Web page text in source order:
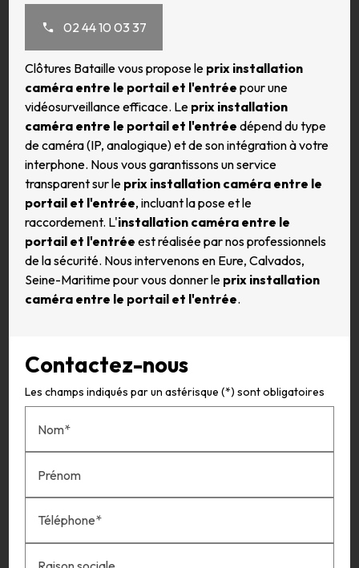
02 44 10 03 37
Clôtures Bataille vous propose le prix installation
caméra entre le portail et l'entrée pour une
vidéosurveillance efficace. Le prix installation
caméra entre le portail et l'entrée dépend du type
de caméra (IP, analogique) et de son intégration à votre
interphone. Nous vous garantissons un service
transparent sur le prix installation caméra entre le
portail et l'entrée, incluant la pose et le
raccordement. L'installation caméra entre le
portail et l'entrée est réalisée par nos professionnels
de la sécurité. Nous intervenons en Eure, Calvados,
Seine-Maritime pour vous donner le prix installation
caméra entre le portail et l'entrée.
Contactez-nous
Les champs indiqués par un astérisque (*) sont obligatoires
Nom*
Prénom
Téléphone*